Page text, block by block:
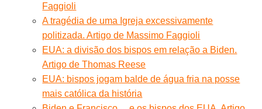
Faggioli
A tragédia de uma Igreja excessivamente
politizada. Artigo de Massimo Faggioli
EUA: a divisão dos bispos em relação a Biden.
Artigo de Thomas Reese
EUA: bispos jogam balde de água fria na posse
mais católica da história